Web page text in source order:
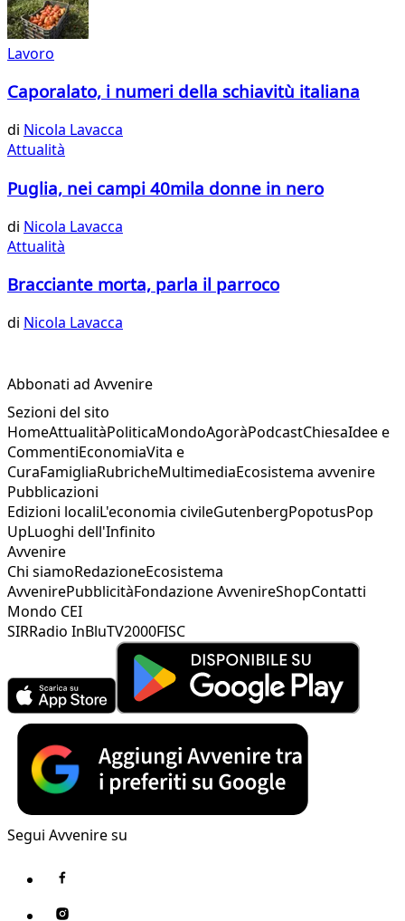
Lavoro
Caporalato, i numeri della schiavitù italiana
di Nicola Lavacca
Attualità
Puglia, nei campi 40mila donne in nero
di Nicola Lavacca
Attualità
Bracciante morta, parla il parroco
di Nicola Lavacca
Abbonati ad Avvenire
Sezioni del sito
HomeAttualitàPoliticaMondoAgoràPodcastChiesaIdee e
CommentiEconomiaVita e
CuraFamigliaRubricheMultimediaEcosistema avvenire
Pubblicazioni
Edizioni localiL'economia civileGutenbergPopotusPop
UpLuoghi dell'Infinito
Avvenire
Chi siamoRedazioneEcosistema
AvvenirePubblicitàFondazione AvvenireShopContatti
Mondo CEI
SIRRadio InBluTV2000FISC
Segui Avvenire su